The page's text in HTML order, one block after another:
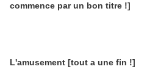
commence par un bon titre !]
L'amusement [tout a une fin !]